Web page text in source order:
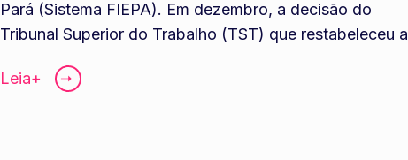
Pará (Sistema FIEPA). Em dezembro, a decisão do
Tribunal Superior do Trabalho (TST) que restabeleceu a
Leia+ ➝